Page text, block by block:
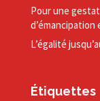
Pour une
L’égalité
Étiquettes